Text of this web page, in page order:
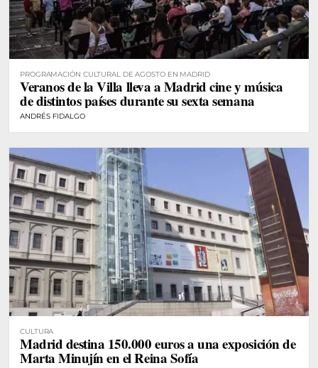
PROGRAMACIÓN CULTURAL DE AGOSTO EN MADRID
Veranos de la Villa lleva a Madrid cine y música
de distintos países durante su sexta semana
ANDRÉS FIDALGO
CULTURA
Madrid destina 150.000 euros a una exposición de
Marta Minujín en el Reina Sofía